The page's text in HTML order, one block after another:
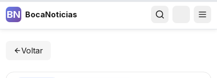
BN BocaNoticias
Voltar